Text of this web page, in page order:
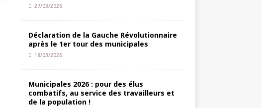
27/03/2026
Déclaration de la Gauche Révolutionnaire
après le 1er tour des municipales
18/03/2026
Municipales 2026 : pour des élus
combatifs, au service des travailleurs et
de la population !